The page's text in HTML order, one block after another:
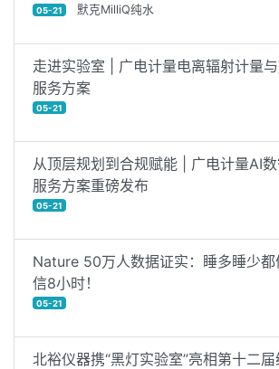
05-21 默克MilliQ纯水
走进实验室 | 广电计量电离辐射计量
服务方案
05-21
从顶层规划到合规赋能 | 广电计量AI
服务方案重磅发布
05-21
Nature 50万人数据证实：睡多睡少都
信8小时！
05-21
北裕仪器携“黑灯实验室”亮相第十二